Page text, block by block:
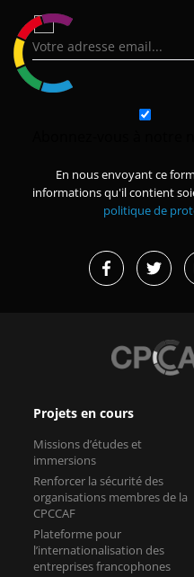
En nous envoyant ce
informations qu'il contient
politique de
Projets en cours
Missions d’études et
immersions
Renforcer la sécurité des
organisations membres de la
CPCCAF
Plateforme pour
l’internationalisation des
entreprises francophones